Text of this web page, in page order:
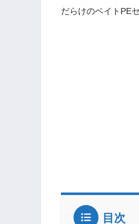
だらけのベイトPE
目次